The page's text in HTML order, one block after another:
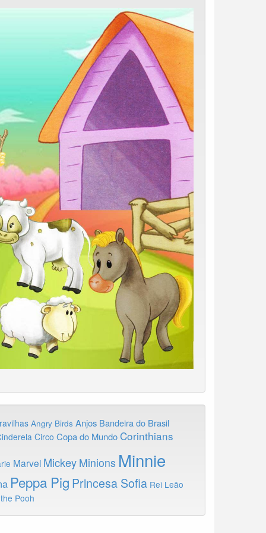
Angry Birds Anjos Bandeira do Brasil
Circo Copa do Mundo Corinthians
Marvel Mickey Minions Minnie
Peppa Pig Princesa Sofia Rei Leão
Pooh